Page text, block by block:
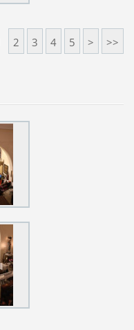
2 3 4 5 > >>